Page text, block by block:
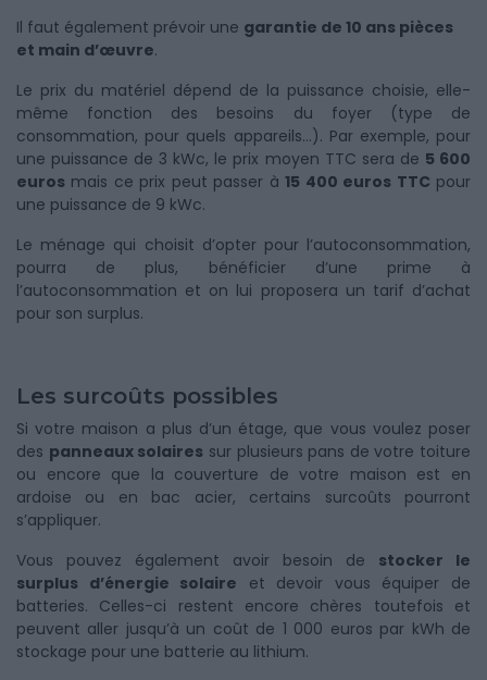
Il faut également prévoir une garantie de 10 ans pièces
et main d’œuvre.
Le prix du matériel dépend de la puissance choisie, elle-
même fonction des besoins du foyer (type de
consommation, pour quels appareils…). Par exemple, pour
une puissance de 3 kWc, le prix moyen TTC sera de 5 600
euros mais ce prix peut passer à15 400 euros TTC pour
une puissance de 9 kWc.
Le ménage qui choisit d’opter pour l’autoconsommation,
pourra de plus, bénéficier d’une prime à
l’autoconsommation et on lui proposera un tarif d’achat
pour son surplus.
Les surcoûts possibles
Si votre maison a plus d’un étage, que vous voulez poser
des panneaux solaires sur plusieurs pans de votre toiture
ou encore que la couverture de votre maison est en
ardoise ou en bac acier, certains surcoûts pourront
s’appliquer.
Vous pouvez également avoir besoin de stocker le
surplus d’énergie solaire et devoir vous équiper de
batteries. Celles-ci restent encore chères toutefois et
peuvent aller jusqu’à un coût de 1 000 euros par kWh de
stockage pour une batterie au lithium.